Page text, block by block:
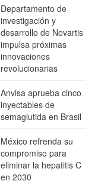
Departamento de
investigación y
desarrollo de Novartis
impulsa próximas
innovaciones
revolucionarias
Anvisa aprueba cinco
inyectables de
semaglutida en Brasil
México refrenda su
compromiso para
eliminar la hepatitis C
en 2030